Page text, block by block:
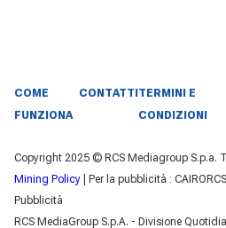
COME
FUNZIONA
CONTATTI TERMINI E
CONDIZIONI
Copyright 2025 © RCS Mediagroup S.p.a.
Mining Policy | Per la pubblicità :
Pubblicità
RCS MediaGroup S.p.A. - Divisione